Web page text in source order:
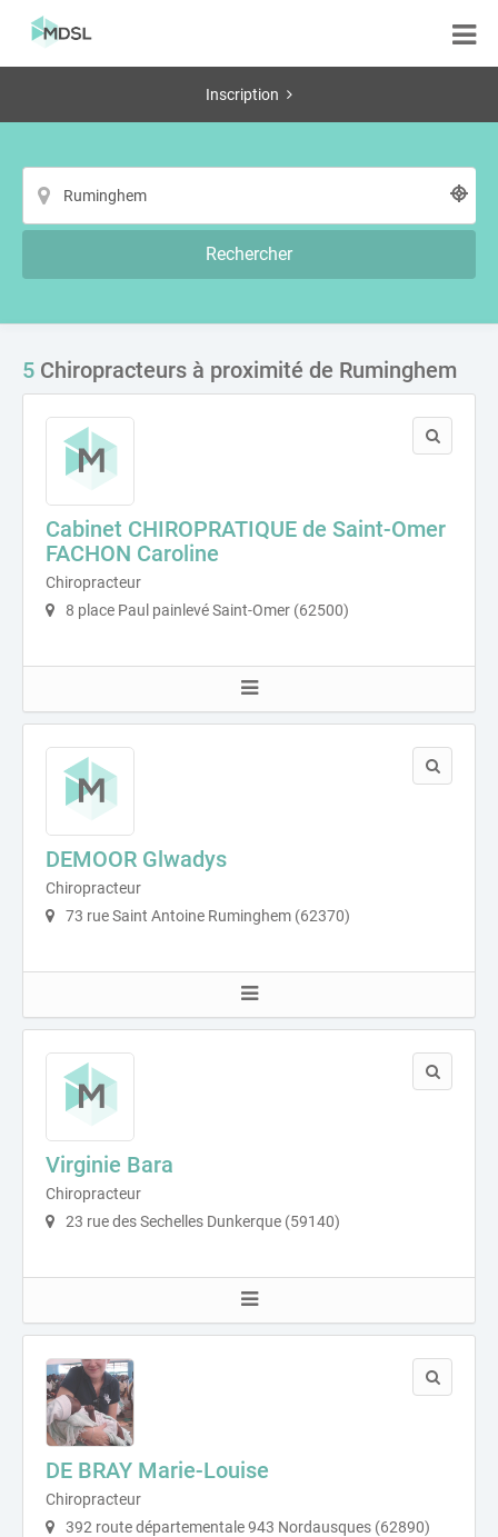
Inscription
Rechercher
5 Chiropracteurs à proximité de Ruminghem
Cabinet CHIROPRATIQUE de Saint-Omer
FACHON Caroline
Chiropracteur
8 place Paul painlevé Saint-Omer (62500)
DEMOOR Glwadys
Chiropracteur
73 rue Saint Antoine Ruminghem (62370)
Virginie Bara
Chiropracteur
23 rue des Sechelles Dunkerque (59140)
DE BRAY Marie-Louise
Chiropracteur
392 route départementale 943 Nordausques (62890)